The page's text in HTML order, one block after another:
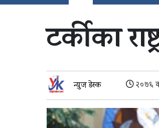
टर्कीका
न्युज डेस्क २०७६